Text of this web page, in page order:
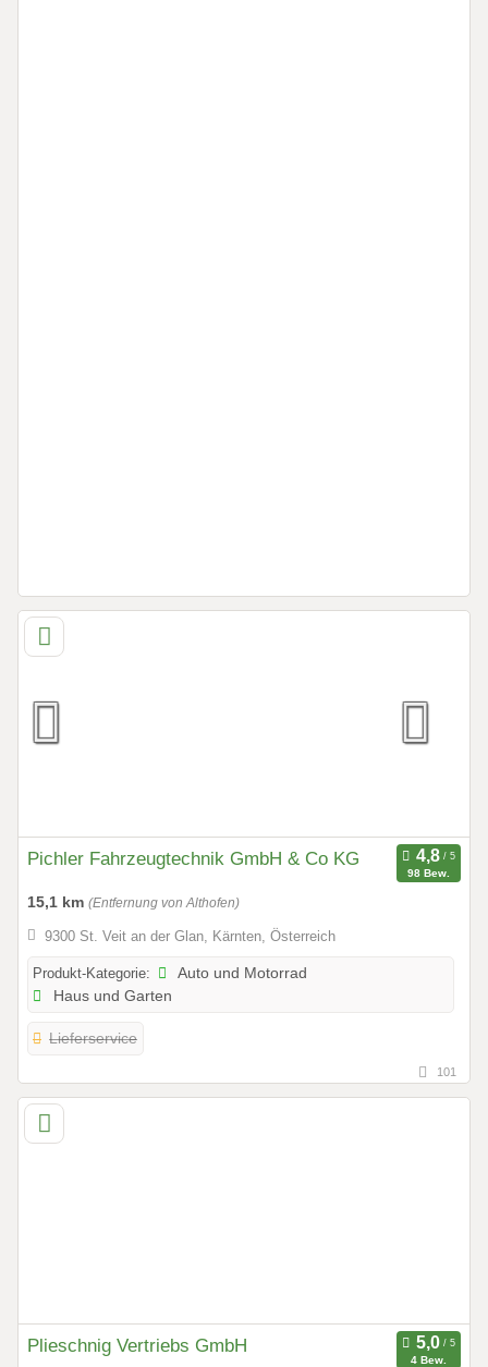
Pichler Fahrzeugtechnik GmbH & Co KG
98 Bew.
15,1 km (Entfernung von Althofen)
9300 St. Veit an der Glan, Kärnten, Österreich
Produkt-Kategorie:
Auto und Motorrad
Haus und Garten
Lieferservice
101
Plieschnig Vertriebs GmbH
4 Bew.